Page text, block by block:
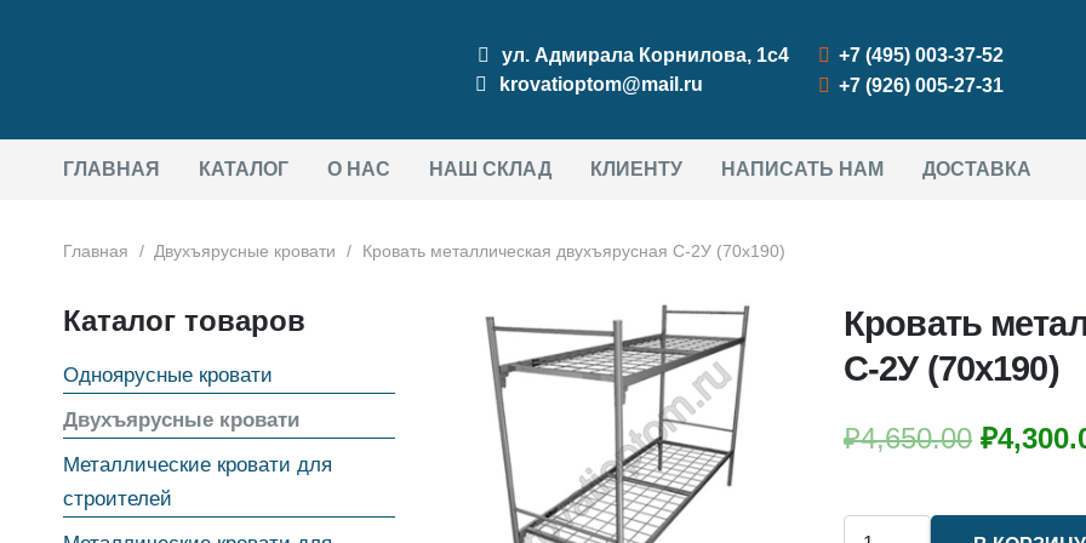
ул. Адмирала Корнилова, 1с4
krovatioptom@mail.ru
+7 (495) 003-37-52
+7 (926) 005-27-31
ГЛАВНАЯ КАТАЛОГ О НАС НАШ СКЛАД КЛИЕНТУ НАПИСАТЬ НАМ ДОСТАВКА
Главная / Двухъярусные кровати / Кровать металлическая двухъярусная С-2У (70х190)
Каталог товаров
Одноярусные кровати
Двухъярусные кровати
Металлические кровати для
строителей
Кровать
С-2У (70х190)
₽4,650.00 ₽
Количество